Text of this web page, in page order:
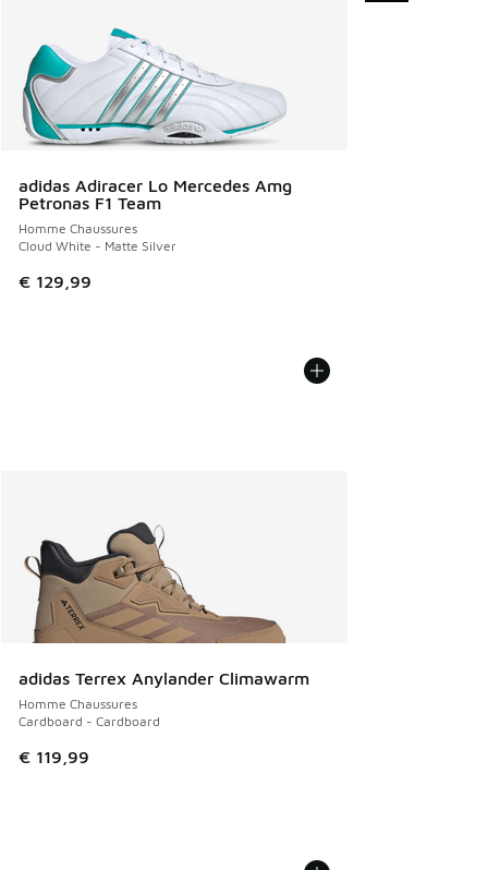
adidas Adiracer Lo Mercedes Amg
Petronas F1 Team
Homme Chaussures
Cloud White - Matte Silver
€ 129,99
adidas Terrex Anylander Climawarm
Homme Chaussures
Cardboard - Cardboard
€ 119,99